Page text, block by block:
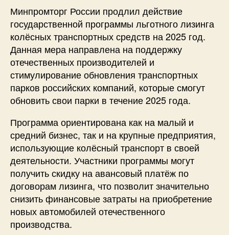
Минпромторг России продлил действие
государственной программы льготного лизинга
колёсных транспортных средств на 2025 год.
Данная мера направлена на поддержку
отечественных производителей и
стимулирование обновления транспортных
парков российских компаний, которые смогут
обновить свои парки в течение 2025 года.
Программа ориентирована как на малый и
средний бизнес, так и на крупные предприятия,
использующие колёсный транспорт в своей
деятельности. Участники программы могут
получить скидку на авансовый платёж по
договорам лизинга, что позволит значительно
снизить финансовые затраты на приобретение
новых автомобилей отечественного
производства.